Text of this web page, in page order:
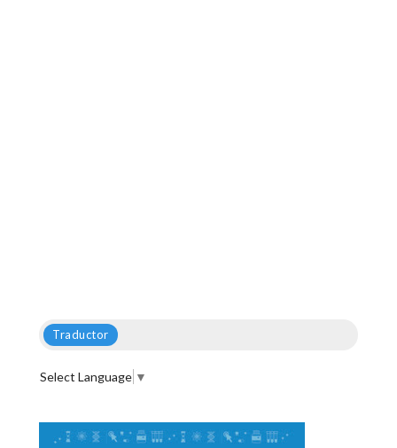
Traductor
Select Language ▼